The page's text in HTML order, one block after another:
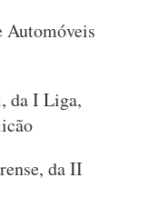
Automóveis
da I Liga,
da II